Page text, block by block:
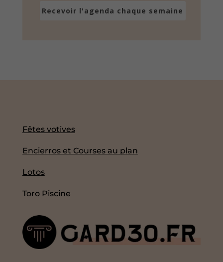
Recevoir l'agenda chaque semaine
Fêtes votives
Encierros et Courses au plan
Lotos
Toro Piscine